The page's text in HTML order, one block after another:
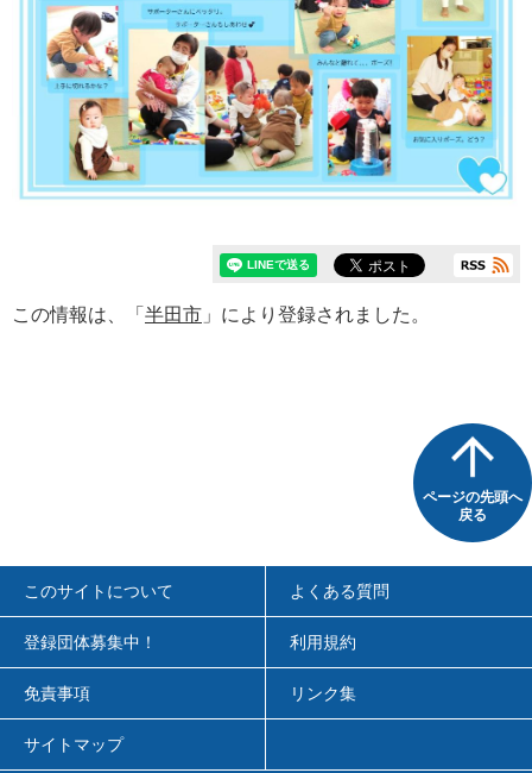
この情報は、「 半田市 」により登録されました。
ページの先頭へ
戻る
このサイトについて よくある質問
登録団体募集中！ 利用規約
免責事項 リンク集
サイトマップ